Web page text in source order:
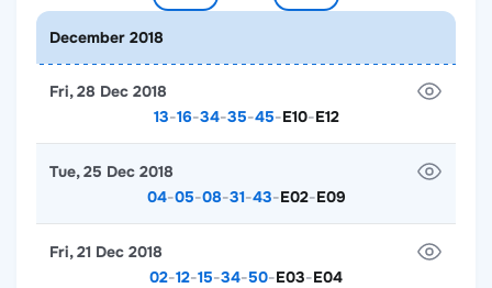
December 2018
13-16-34-35-45-E10-E12
Fri, 28 Dec 2018
04-05-08-31-43-E02-E09
Tue, 25 Dec 2018
02-12-15-34-50-E03-E04
Fri, 21 Dec 2018